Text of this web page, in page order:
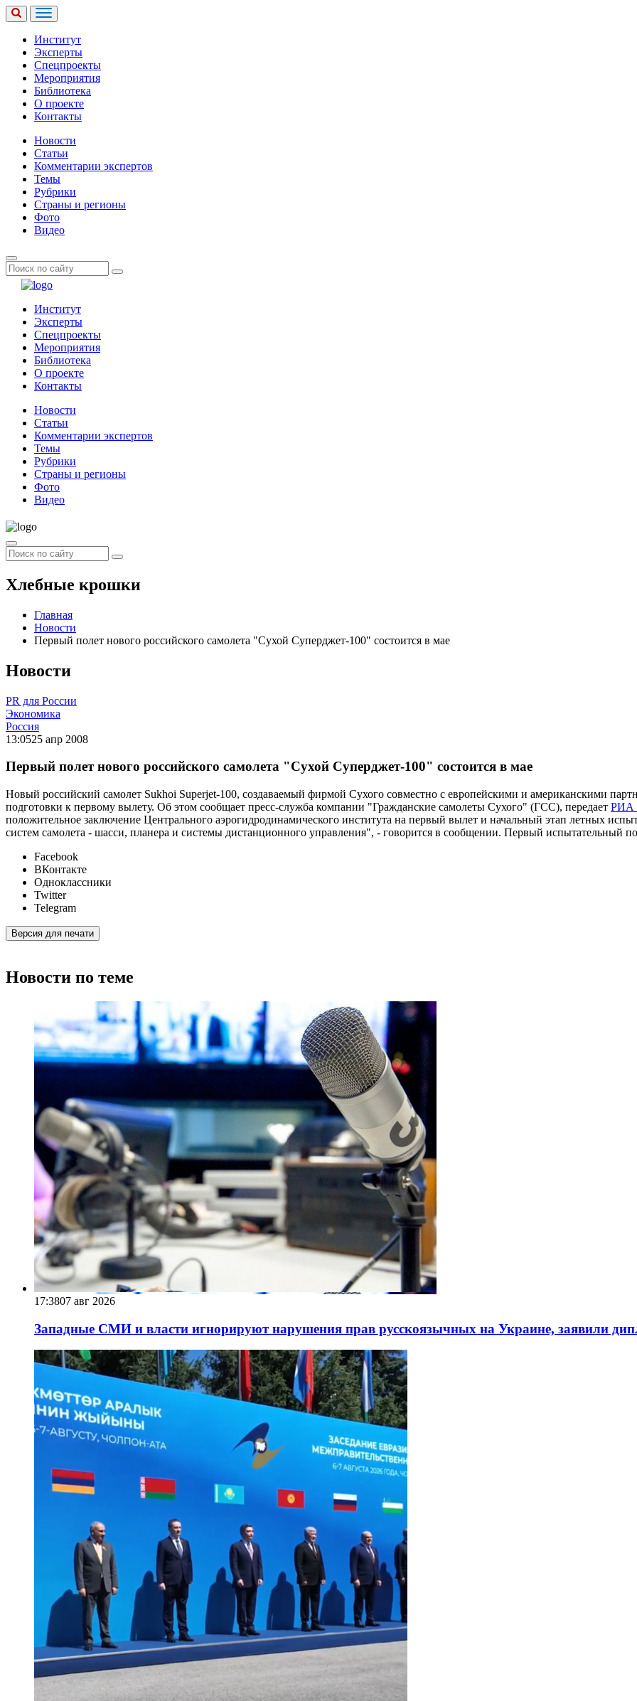
Институт
Эксперты
Спецпроекты
Мероприятия
Библиотека
О проекте
Контакты
Новости
Статьи
Комментарии экспертов
Темы
Рубрики
Страны и регионы
Фото
Видео
Институт
Эксперты
Спецпроекты
Мероприятия
Библиотека
О проекте
Контакты
Новости
Статьи
Комментарии экспертов
Темы
Рубрики
Страны и регионы
Фото
Видео
Хлебные крошки
Главная
Новости
Первый полет нового российского самолета "Сухой Суперджет-100" состоится в мае
Новости
PR для России
Экономика
Россия
13:0525 апр 2008
Первый полет нового российского самолета "Сухой Суперджет-100" состоится в мае
Новый российский самолет Sukhoi Superjet-100, создаваемый фирмой Сухого совместно с европейскими и американскими
подготовки к первому вылету. Об этом сообщает пресс-служба компании "Гражданские самолеты Сухого" (ГСС), передает РИА
положительное заключение Центрального аэрогидродинамического института на первый вылет и начальный этап летных
систем самолета - шасси, планера и системы дистанционного управления", - говорится в сообщении. Первый испытательный
Facebook
ВКонтакте
Одноклассники
Twitter
Telegram
Версия для печати
Новости по теме
17:3807 авг 2026
Западные СМИ и власти игнорируют нарушения прав русскоязычных на Украине, заявили